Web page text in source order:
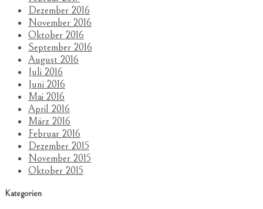
Dezember 2016
November 2016
Oktober 2016
September 2016
August 2016
Juli 2016
Juni 2016
Mai 2016
April 2016
März 2016
Februar 2016
Dezember 2015
November 2015
Oktober 2015
Kategorien